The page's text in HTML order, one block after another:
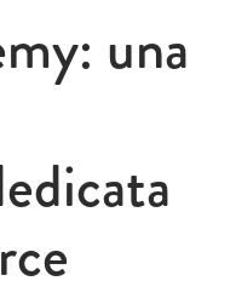
una